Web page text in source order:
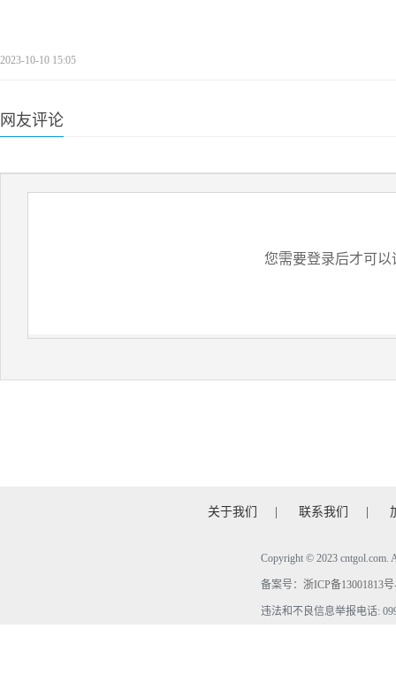
2023-10-10 15:05
网友评论
您需要登录后才可以
关于我们 联系我们
Copyright © 2023
备案号： 浙ICP备13001813
违法和不良信息举报电话: